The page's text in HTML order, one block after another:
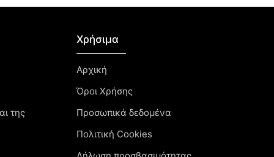
της
Χρήσιμα
Αρχική
Όροι Χρήσης
Προσωπικά δεδομένα
Πολιτική Cookies